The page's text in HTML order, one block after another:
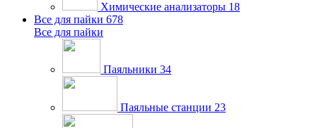
Химические анализаторы 18
Все для пайки 678
Все для пайки
Паяльники 34
Паяльные станции 23